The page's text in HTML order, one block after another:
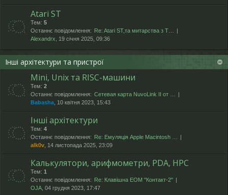
Atari ST
Тем: 5
Останнє повідомлення:
Re: Atari ST,та митарства з T…
Alexandrx , 19 січня 2025, 09:36
Інші архітектури та пристрої
Mini, Unix та RISC-машини
Тем: 2
Останнє повідомлення: Сетевая карта NuvoLink II от …
Babasha , 10 квітня 2023, 15:43
Інші архітектури
Тем: 4
Останнє повідомлення:
Re: Емуляція Apple Macintosh …
alk0v , 14 листопада 2025, 23:09
Калькулятори, арифмометри, PDA, HPC
Тем: 1
Останнє повідомлення:
Re: Клавішна ЕОМ "Контакт-2"
OJA , 04 грудня 2023, 17:47